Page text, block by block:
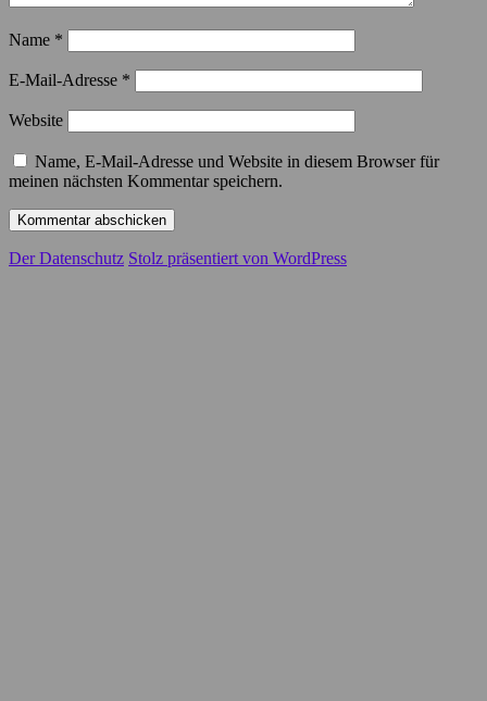
Name *
E-Mail-Adresse *
Website
Name, E-Mail-Adresse und Website in diesem Browser für
meinen nächsten Kommentar speichern.
Der Datenschutz Stolz präsentiert von WordPress